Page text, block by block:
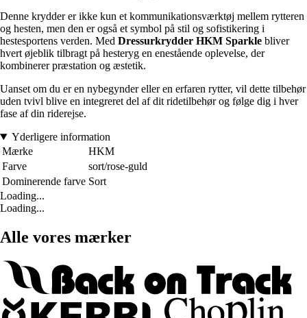
Denne krydder er ikke kun et kommunikationsværktøj mellem rytteren
og hesten, men den er også et symbol på stil og sofistikering i
hestesportens verden. Med Dressurkrydder HKM Sparkle bliver
hvert øjeblik tilbragt på hesteryg en enestående oplevelse, der
kombinerer præstation og æstetik.
Uanset om du er en nybegynder eller en erfaren rytter, vil dette tilbehør
uden tvivl blive en integreret del af dit ridetilbehør og følge dig i hver
fase af din riderejse.
Yderligere information
Mærke
HKM
Farve
sort/rose-guld
Dominerende farve Sort
Loading...
Loading...
Alle vores mærker